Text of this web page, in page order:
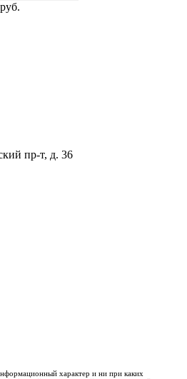
руб.
пр-т, д. 36
характер и ни при каких